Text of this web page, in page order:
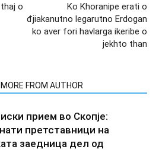
o
Ko Khoranipe erati o
đjiakanutno legarutno Erdogan
ko aver fori havlarga ikeribe o
jekhto than
MORE FROM AUTHOR
прием во Скопје:
претставници на
заедница дел од